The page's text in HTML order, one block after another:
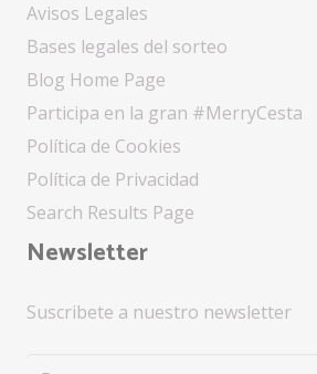
Avisos Legales
Bases legales del sorteo
Blog Home Page
Participa en la gran #MerryCesta
Política de Cookies
Política de Privacidad
Search Results Page
Newsletter
Suscribete a nuestro newsletter
Buscar: